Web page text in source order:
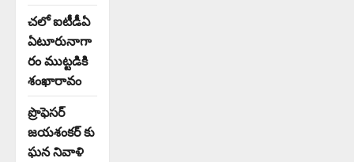
చలో ఐటీడీఏ
ఏటూరునాగా
రం ముట్టడికి
శంఖారావం
ప్రొఫెసర్
జయశంకర్ కు
ఘన నివాళి